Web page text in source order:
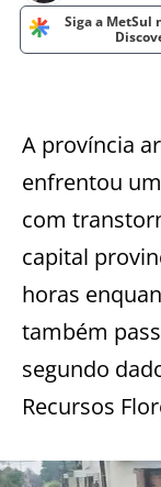
Siga a MetSul
A província
enfrentou
com
capital
horas
também
segundo
Recursos